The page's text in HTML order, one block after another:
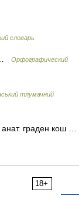
словарь
…
Орфографический
тлумачний
граден кош …
18+